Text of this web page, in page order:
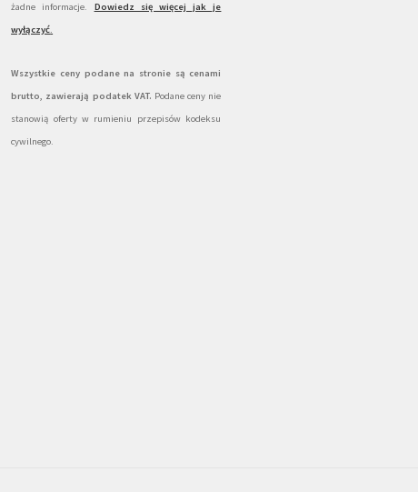
żadne informacje. Dowiedz się więcej jak je
wyłączyć.
Wszystkie ceny podane na stronie są cenami
brutto, zawierają podatek VAT. Podane ceny nie
stanowią oferty w rumieniu przepisów kodeksu
cywilnego.